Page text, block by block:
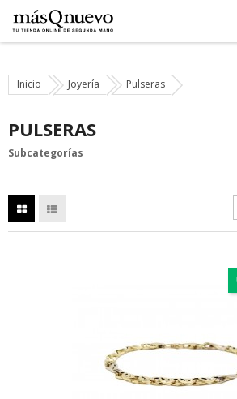
Inicio Joyería Pulseras
PULSERAS
Subcategorías